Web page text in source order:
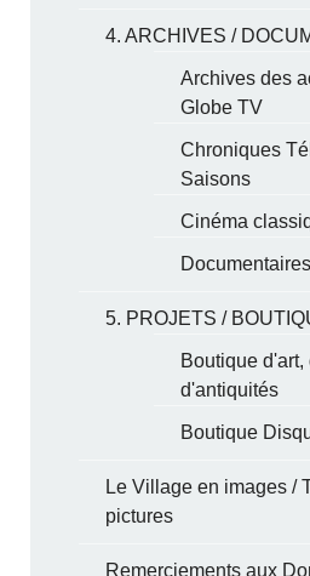
4. ARCHIVES /
Archives des
Globe TV
Chroniques
Saisons
Cinéma
5. PROJETS /
Boutique
d'antiquités
Boutique
Le Village en images /
pictures
Remerciements aux